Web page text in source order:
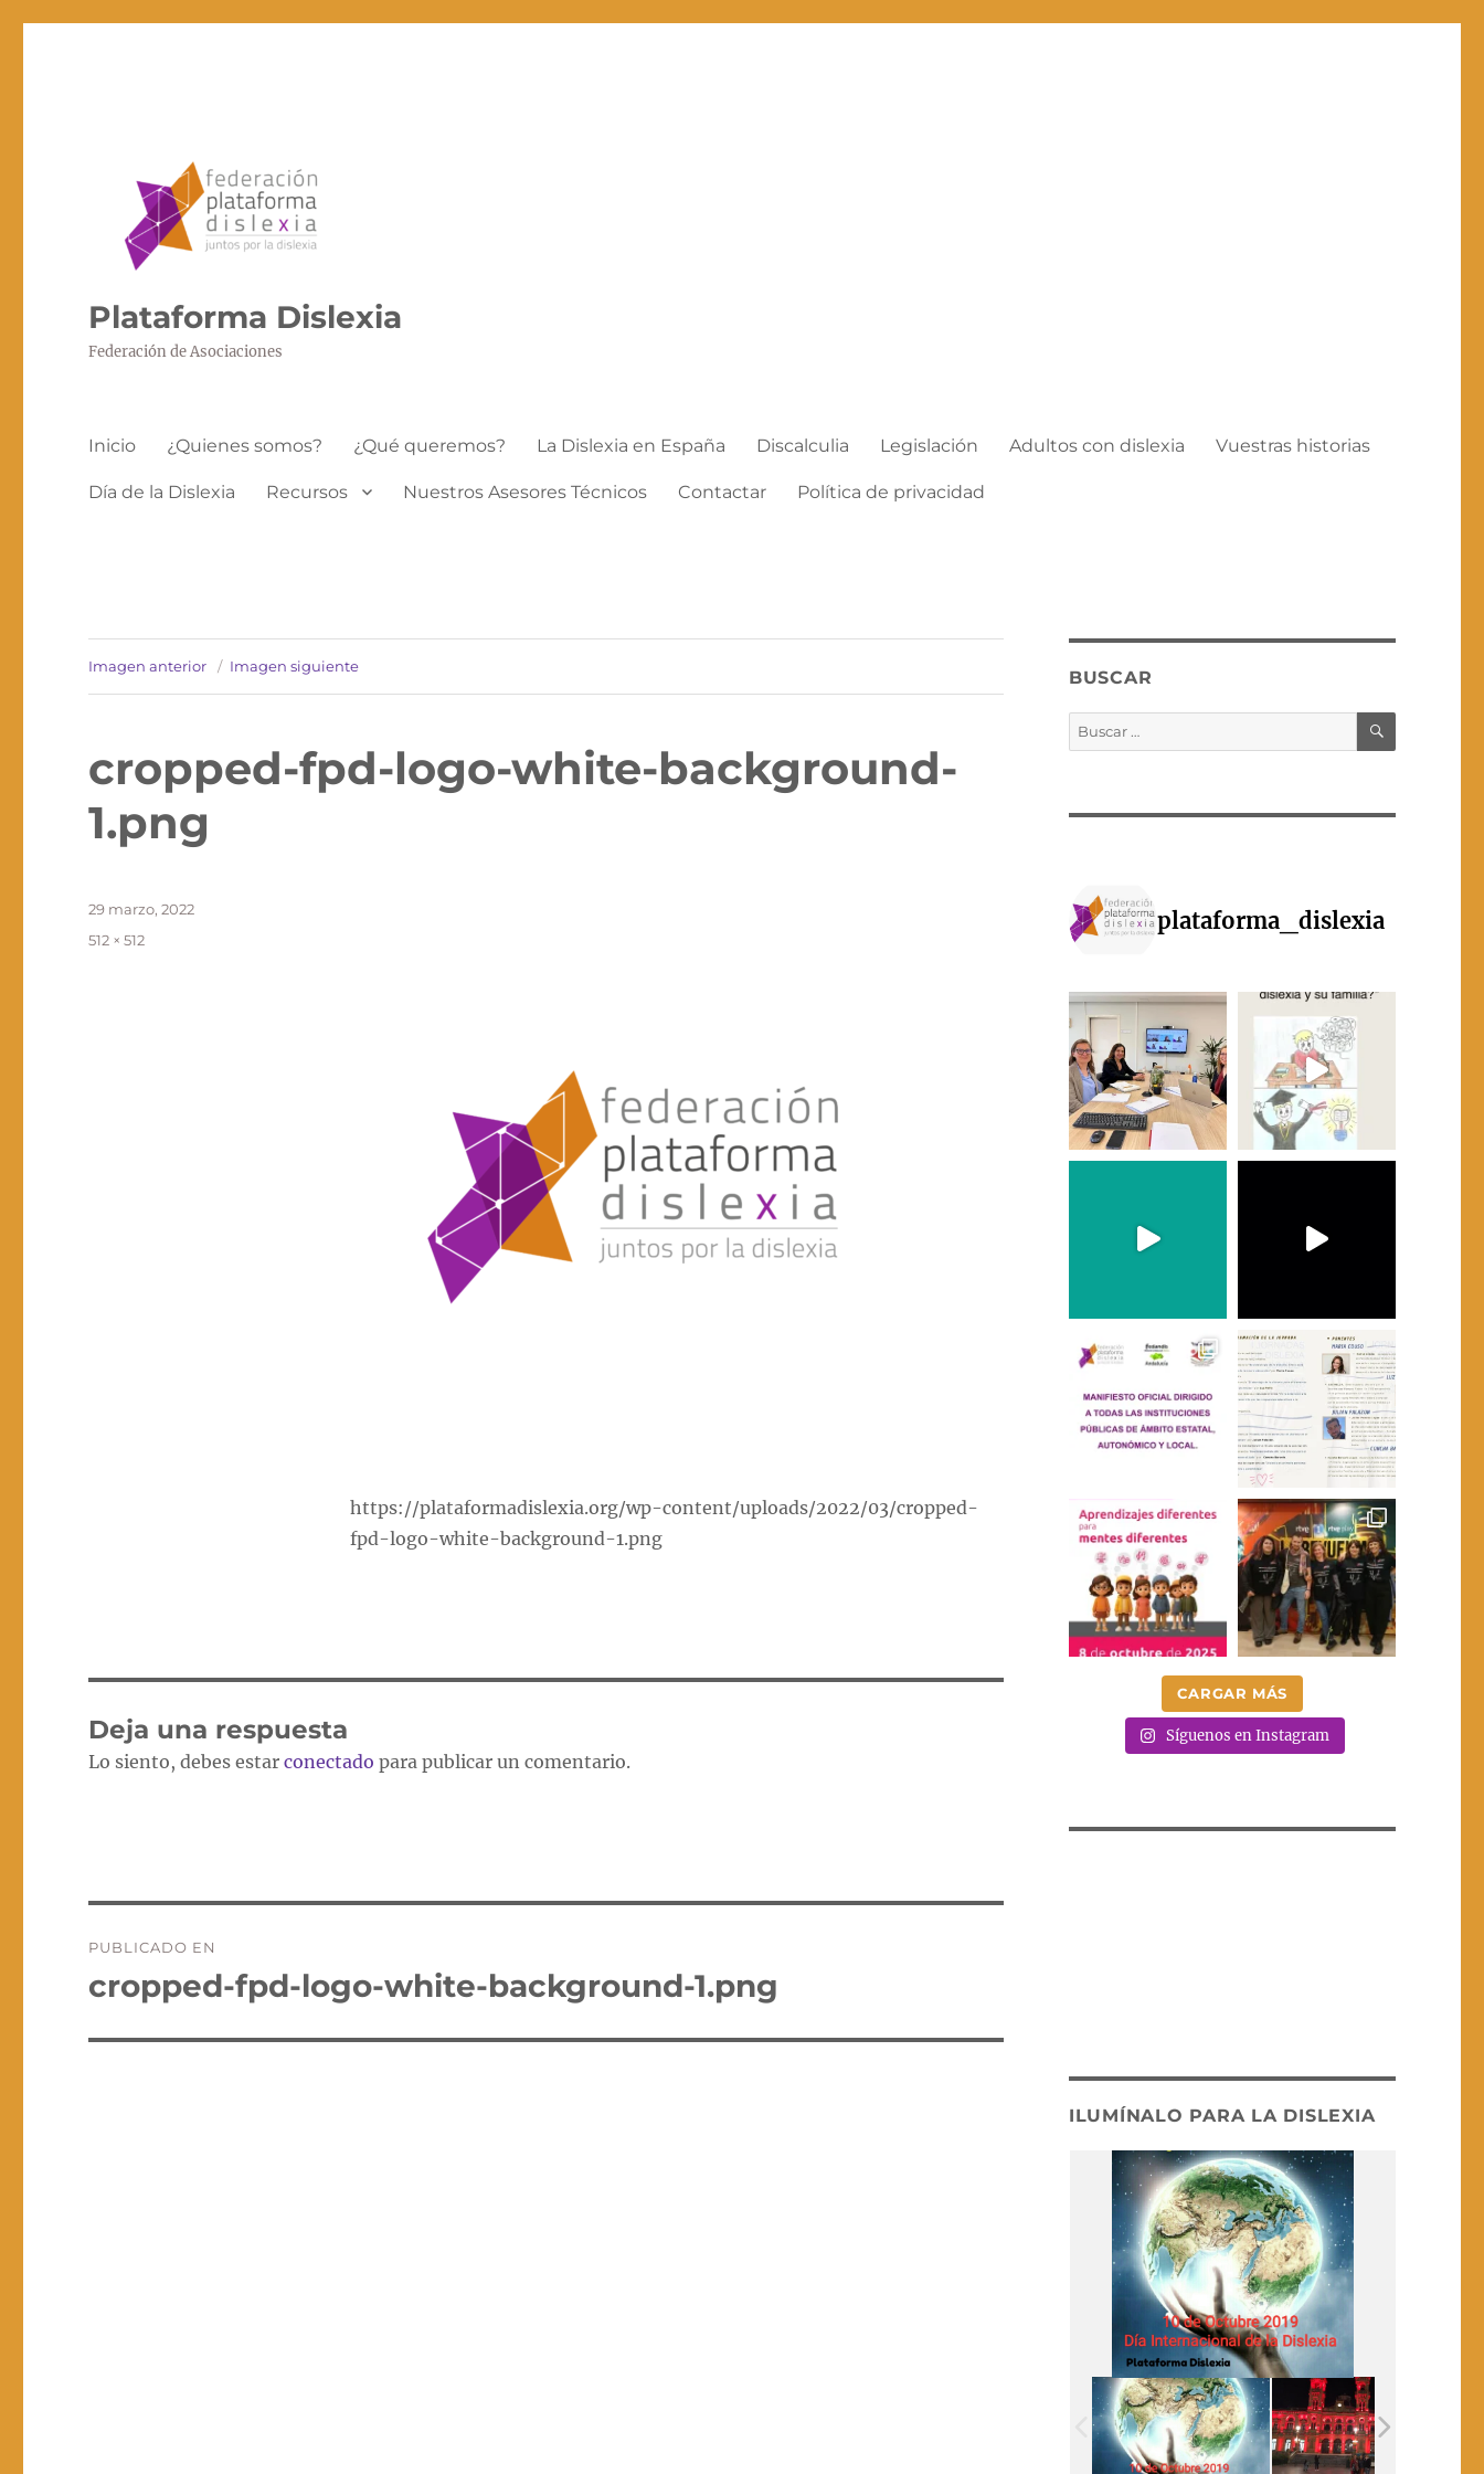
Plataforma Dislexia
Federación de Asociaciones
Inicio ¿Quienes somos? ¿Qué queremos? La Dislexia en España Discalculia Legislación Adultos con dislexia Vuestras historias
Día de la Dislexia Recursos Nuestros Asesores Técnicos Contactar Política de privacidad
Imagen anterior Imagen siguiente
cropped-fpd-logo-white-background-
1.png
https://plataformadislexia.org/wp-content/uploads/2022/03/cropped-
fpd-logo-white-background-1.png
Publicado
29 marzo, 2022
Tamaño
512 × 512
Deja una respuesta
Lo siento, debes estarconectado para publicar un comentario.
de
PUBLICADO EN
cropped-fpd-logo-white-background-1.png
BUSCAR
Buscar
por:
BUSCAR
plataforma_dislexia
CARGAR MÁS
Síguenos en Instagram
ILUMÍNALO PARA LA DISLEXIA